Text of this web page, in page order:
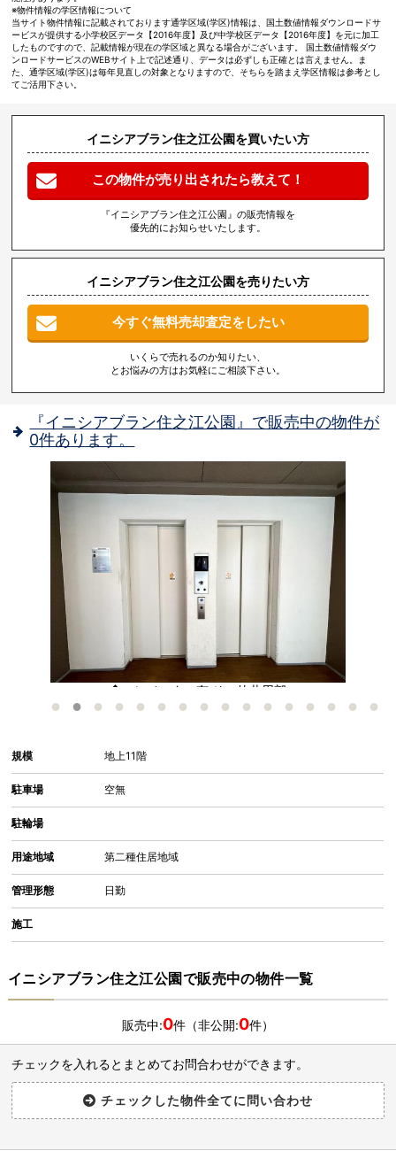
※物件情報の学区情報について
当サイト物件情報に記載されております通学区域(学区)情報は、国土数値情報ダウンロードサ
ービスが提供する小学校区データ【2016年度】及び中学校区データ【2016年度】を元に加工
したものですので、記載情報が現在の学区域と異なる場合がございます。 国土数値情報ダウ
ンロードサービスのWEBサイト上で記述通り、データは必ずしも正確とは言えません。ま
た、通学区域(学区)は毎年見直しの対象となりますので、そちらを踏まえ学区情報は参考とし
てご活用下さい。
イニシアブラン住之江公園を買いたい方
この物件が売り出されたら教えて！
『イニシアブラン住之江公園』の販売情報を
優先的にお知らせいたします。
イニシアブラン住之江公園を売りたい方
今すぐ無料売却査定をしたい
いくらで売れるのか知りたい、
とお悩みの方はお気軽にご相談下さい。
『イニシアブラン住之江公園』で販売中の物件が
0件あります。
◆エレベーター有 その他共用部
規模 地上11階
駐車場 空無
駐輪場
用途地域 第二種住居地域
管理形態 日勤
施工
イニシアブラン住之江公園で販売中の物件一覧
販売中:0件（非公開:0件）
チェックを入れるとまとめてお問合わせができます。